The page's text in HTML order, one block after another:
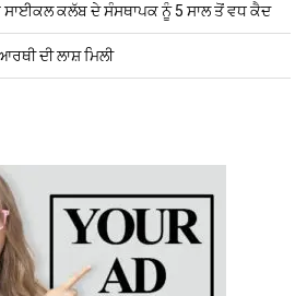
ਸਾਈਕਲ ਕਲੱਬ ਦੇ ਸੰਸਥਾਪਕ ਨੂੰ 5 ਸਾਲ ਤੋਂ ਵਧ ਕੈਦ
ਦੀ ਲਾਸ਼ ਮਿਲੀ